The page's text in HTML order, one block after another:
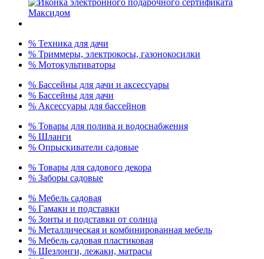
% Техника для дачи
% Триммеры, электрокосы, газонокосилки
% Мотокультиваторы
% Бассейны для дачи и аксессуары
% Бассейны для дачи
% Аксессуары для бассейнов
% Товары для полива и водоснабжения
% Шланги
% Опрыскиватели садовые
% Товары для садового декора
% Заборы садовые
% Мебель садовая
% Гамаки и подставки
% Зонты и подставки от солнца
% Металлическая и комбинированная мебель
% Мебель садовая пластиковая
% Шезлонги, лежаки, матрасы